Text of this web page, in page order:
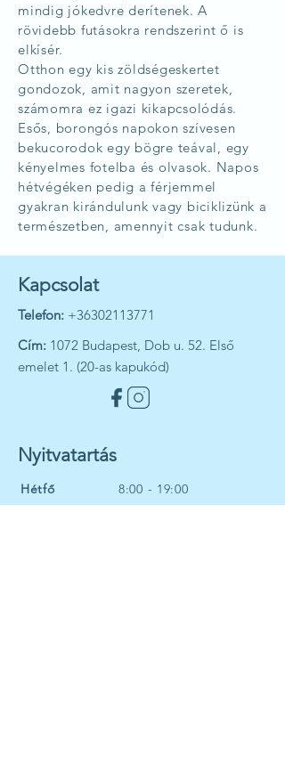
mindig jókedvre derítenek. A
rövidebb futásokra rendszerint ő is
elkísér.
Otthon egy kis zöldségeskertet
gondozok, amit nagyon szeretek,
számomra ez igazi kikapcsolódás.
Esős, borongós napokon szívesen
bekucorodok egy bögre teával, egy
kényelmes fotelba és olvasok. Napos
hétvégéken pedig a férjemmel
gyakran kirándulunk vagy biciklizünk a
természetben, amennyit csak tudunk.
Kapcsolat
Telefon: +36302113771
Cím: 1072 Budapest, Dob u. 52. Első
emelet 1. (20-as kapukód)
Nyitvatartás
Hétfő
8:00 - 19:00